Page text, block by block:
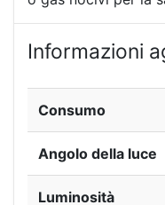
Informazioni
Consumo
Angolo della luce
Luminosità